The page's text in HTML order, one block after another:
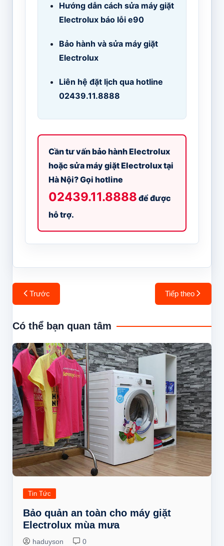
Hướng dẫn cách sửa máy giặt
Electrolux báo lỗi e90
Bảo hành và sửa máy giặt
Electrolux
Liên hệ đặt lịch qua hotline
02439.11.8888
Cần tư vấn bảo hành Electrolux
hoặc sửa máy giặt Electrolux tại
Hà Nội? Gọi hotline
02439.11.8888 để được
hỗ trợ.
Điều
hướng
bài
Trước Tiếp theo
Có thể bạn quan tâm
Tin Tức
Bảo quản an toàn cho máy giặt
Electrolux mùa mưa
haduyson 0